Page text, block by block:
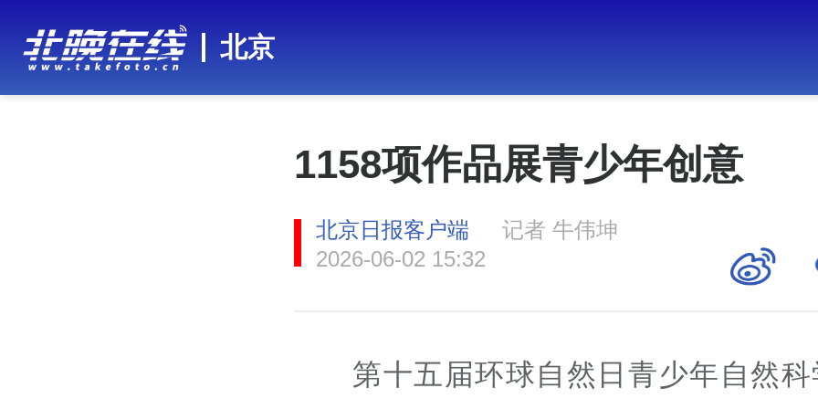
北京
1158项作品展青少年创意
北京日报客户端
记者 牛伟坤
2026-06-02 15:32
第十五届环球自然日青少年自然